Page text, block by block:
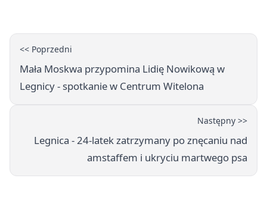
<< Poprzedni
Mała Moskwa przypomina Lidię Nowikową w
Legnicy - spotkanie w Centrum Witelona
Następny >>
Legnica - 24-latek zatrzymany po znęcaniu nad
amstaffem i ukryciu martwego psa